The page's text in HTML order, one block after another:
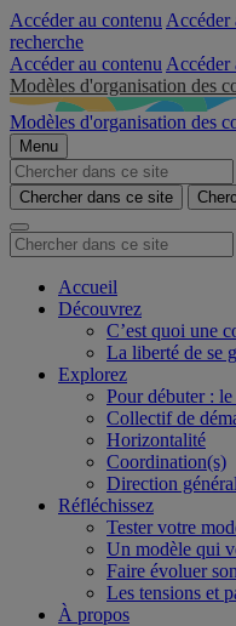
Accéder au contenu Accéder
recherche
Accéder au contenu Accéder
Modèles d'organisation des
Modèles d'organisation des
Menu
Chercher dans ce site
Accueil
Découvrez
C’est quoi une
La liberté de se
Explorez
Pour débuter : le
Collectif de
Horizontalité
Coordination(s)
Direction
Réfléchissez
Tester votre
Un modèle qui
Faire évoluer
Les tensions et
À propos